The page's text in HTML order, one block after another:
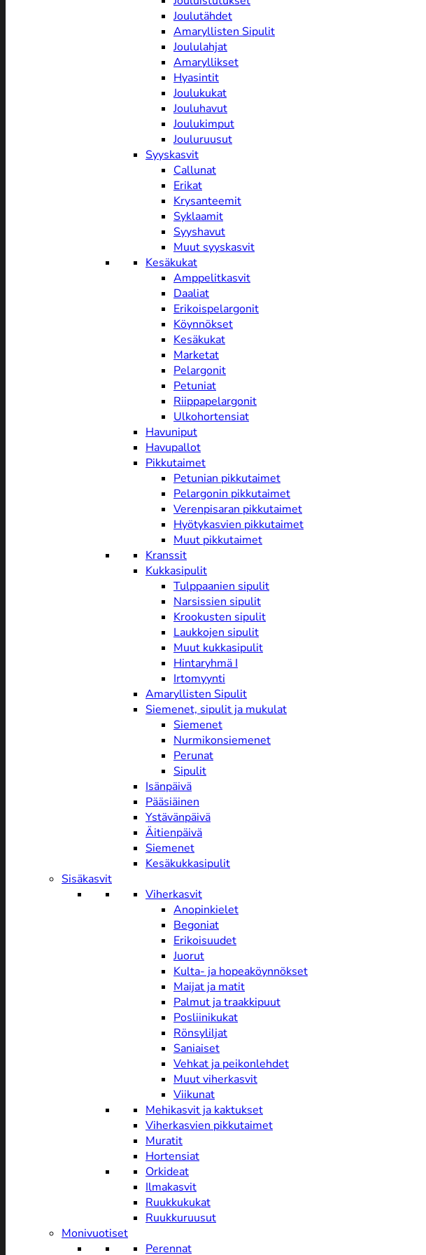
Joulutähdet
Amaryllisten Sipulit
Joululahjat
Amaryllikset
Hyasintit
Joulukukat
Jouluhavut
Joulukimput
Jouluruusut
Syyskasvit
Callunat
Erikat
Krysanteemit
Syklaamit
Syyshavut
Muut syyskasvit
Kesäkukat
Amppelitkasvit
Daaliat
Erikoispelargonit
Köynnökset
Kesäkukat
Marketat
Pelargonit
Petuniat
Riippapelargonit
Ulkohortensiat
Havuniput
Havupallot
Pikkutaimet
Petunian pikkutaimet
Pelargonin pikkutaimet
Verenpisaran pikkutaimet
Hyötykasvien pikkutaimet
Muut pikkutaimet
Kranssit
Kukkasipulit
Tulppaanien sipulit
Narsissien sipulit
Krookusten sipulit
Laukkojen sipulit
Muut kukkasipulit
Hintaryhmä I
Irtomyynti
Amaryllisten Sipulit
Siemenet, sipulit ja mukulat
Siemenet
Nurmikonsiemenet
Perunat
Sipulit
Isänpäivä
Pääsiäinen
Ystävänpäivä
Äitienpäivä
Siemenet
Kesäkukkasipulit
Sisäkasvit
Viherkasvit
Anopinkielet
Begoniat
Erikoisuudet
Juorut
Kulta- ja hopeaköynnökset
Maijat ja matit
Palmut ja traakkipuut
Posliinikukat
Rönsyliljat
Saniaiset
Vehkat ja peikonlehdet
Muut viherkasvit
Viikunat
Mehikasvit ja kaktukset
Viherkasvien pikkutaimet
Muratit
Hortensiat
Orkideat
Ilmakasvit
Ruukkukukat
Ruukkuruusut
Monivuotiset
Perennat